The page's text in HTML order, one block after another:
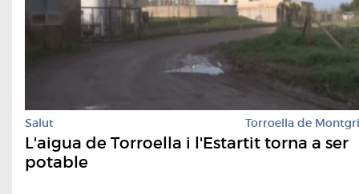
Salut Torroella de Montgrí
L'aigua de Torroella i l'Estartit torna a ser
potable